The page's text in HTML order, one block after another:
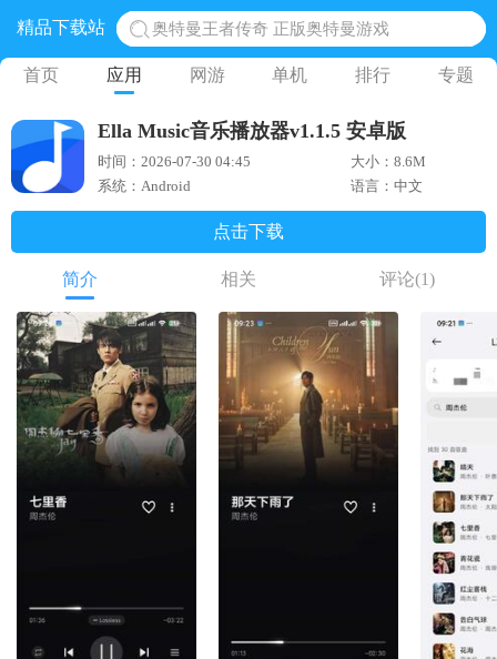
精品下载站
奥特曼王者传奇 正版奥特曼游戏
地铁跑酷体验服国际服 地铁跑酷体验服版本
网易光遇手游正版 点亮星空共庆周年
黎明觉醒生机腾讯正版 黎明觉醒生机国际服
蛋仔派对下载 蛋仔派对体验服
首页 应用 网游 单机 排行 专题
Ella Music音乐播放器v1.1.5 安卓版
时间：2026-07-30 04:45
大小：8.6M
系统：Android
语言：中文
点击下载
简介 相关 评论(1)